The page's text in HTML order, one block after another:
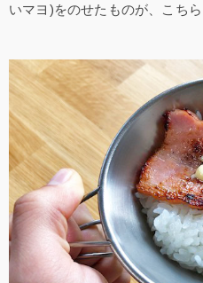
いマヨ)をのせたものが、こちら